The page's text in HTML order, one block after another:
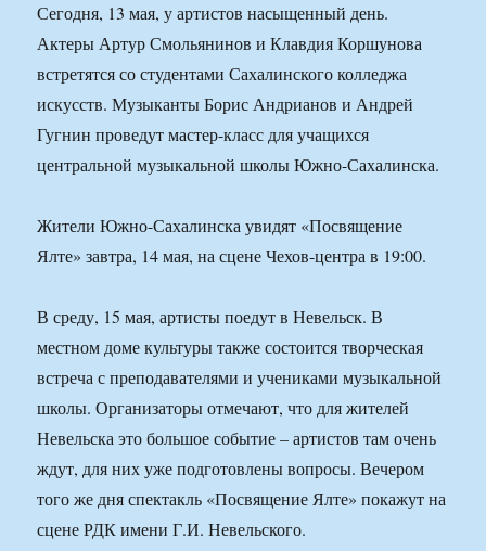
Сегодня, 13 мая, у артистов насыщенный день.
Актеры Артур Смольянинов и Клавдия Коршунова
встретятся со студентами Сахалинского колледжа
искусств. Музыканты Борис Андрианов и Андрей
Гугнин проведут мастер-класс для учащихся
центральной музыкальной школы Южно-Сахалинска.
Жители Южно-Сахалинска увидят «Посвящение
Ялте» завтра, 14 мая, на сцене Чехов-центра в 19:00.
В среду, 15 мая, артисты поедут в Невельск. В
местном доме культуры также состоится творческая
встреча с преподавателями и учениками музыкальной
школы. Организаторы отмечают, что для жителей
Невельска это большое событие – артистов там очень
ждут, для них уже подготовлены вопросы. Вечером
того же дня спектакль «Посвящение Ялте» покажут на
сцене РДК имени Г.И. Невельского.